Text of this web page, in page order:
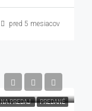
pred 5 mesiacov
NA PREDAJ PREDANÉ